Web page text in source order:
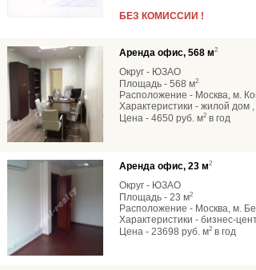
БЕЗ КОМИССИИ !
Аренда офис, 568 м2
Округ - ЮЗАО
Площадь - 568 м2
Расположение - Москва, м.
Характеристики - жилой дом
Цена - 4650 руб. м2 в год
Аренда офис, 23 м2
Округ - ЮЗАО
Площадь - 23 м2
Расположение - Москва, м.
Характеристики - бизнес-
Цена - 23698 руб. м2 в год